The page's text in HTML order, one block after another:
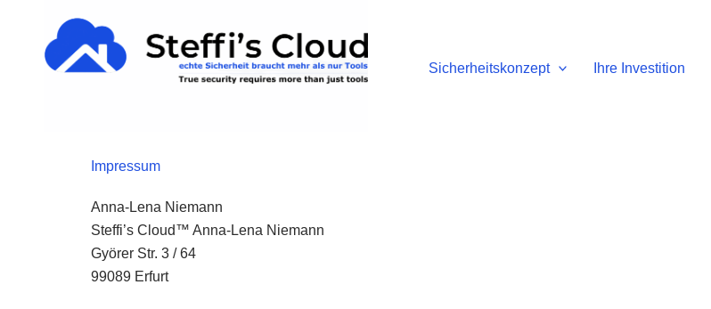
springen
Sicherheitskonzept Ihre Investition
Impressum
Anna-Lena Niemann
Steffi’s Cloud™ Anna-Lena Niemann
Györer Str. 3 / 64
99089 Erfurt